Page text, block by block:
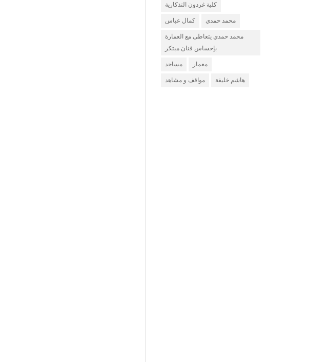
كلية غردون التذكارية
كمال عباس محمد حمدي
محمد حمدي يتعاطى مع العمارة
بإحساس فنان مبتكر
مساجد معمار
مواقف و مشاهد هاشم خليفة